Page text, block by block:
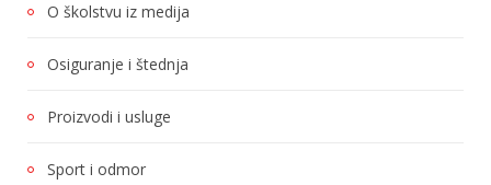
O školstvu iz medija
Osiguranje i štednja
Proizvodi i usluge
Sport i odmor